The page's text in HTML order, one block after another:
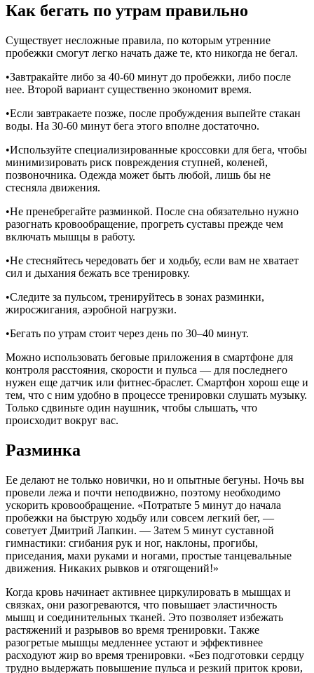
Как бегать по утрам правильно
Существует несложные правила, по которым утренние
пробежки смогут легко начать даже те, кто никогда не бегал.
•Завтракайте либо за 40-60 минут до пробежки, либо после
нее. Второй вариант существенно экономит время.
•Если завтракаете позже, после пробуждения выпейте стакан
воды. На 30-60 минут бега этого вполне достаточно.
•Используйте специализированные кроссовки для бега, чтобы
минимизировать риск повреждения ступней, коленей,
позвоночника. Одежда может быть любой, лишь бы не
стесняла движения.
•Не пренебрегайте разминкой. После сна обязательно нужно
разогнать кровообращение, прогреть суставы прежде чем
включать мышцы в работу.
•Не стесняйтесь чередовать бег и ходьбу, если вам не хватает
сил и дыхания бежать все тренировку.
•Следите за пульсом, тренируйтесь в зонах разминки,
жиросжигания, аэробной нагрузки.
•Бегать по утрам стоит через день по 30–40 минут.
Можно использовать беговые приложения в смартфоне для
контроля расстояния, скорости и пульса — для последнего
нужен еще датчик или фитнес-браслет. Смартфон хорош еще и
тем, что с ним удобно в процессе тренировки слушать музыку.
Только сдвиньте один наушник, чтобы слышать, что
происходит вокруг вас.
Разминка
Ее делают не только новички, но и опытные бегуны. Ночь вы
провели лежа и почти неподвижно, поэтому необходимо
ускорить кровообращение. «Потратьте 5 минут до начала
пробежки на быструю ходьбу или совсем легкий бег, —
советует Дмитрий Лапкин. — Затем 5 минут суставной
гимнастики: сгибания рук и ног, наклоны, прогибы,
приседания, махи руками и ногами, простые танцевальные
движения. Никаких рывков и отягощений!»
Когда кровь начинает активнее циркулировать в мышцах и
связках, они разогреваются, что повышает эластичность
мышц и соединительных тканей. Это позволяет избежать
растяжений и разрывов во время тренировки. Также
разогретые мышцы медленнее устают и эффективнее
расходуют жир во время тренировки. «Без подготовки сердцу
трудно выдержать повышение пульса и резкий приток крови,